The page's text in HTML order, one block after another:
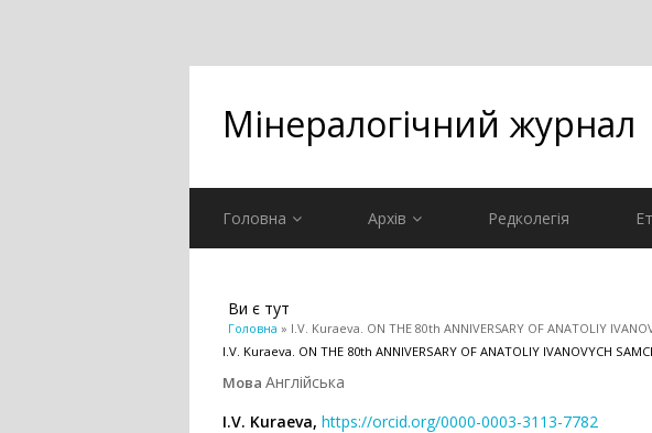
Мінералогічний журнал
Головна Архів Редколегія
Ви є тут
Головна » I.V. Kuraeva. ON THE 80th ANNIVERSARY OF ANATOLIY
I.V. Kuraeva. ON THE 80th ANNIVERSARY OF ANATOLIY IVANOVYCH
Мова Англійська
I.V. Kuraeva, https://orcid.org/0000-0003-3113-7782